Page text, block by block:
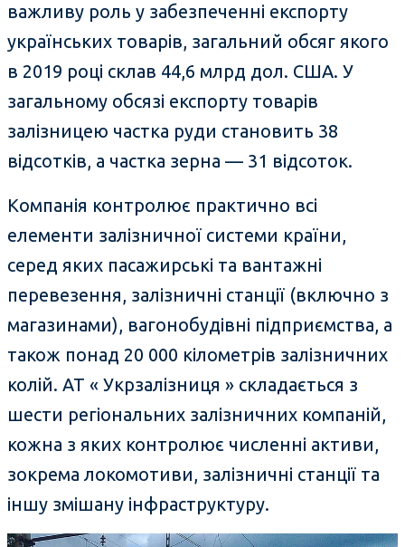
важливу роль у забезпеченні експорту
українських товарів, загальний обсяг якого
в 2019 році склав 44,6 млрд дол. США. У
загальному обсязі експорту товарів
залізницею частка руди становить 38
відсотків, а частка зерна — 31 відсоток.
Компанія контролює практично всі
елементи залізничної системи країни,
серед яких пасажирські та вантажні
перевезення, залізничні станції (включно з
магазинами), вагонобудівні підприємства, а
також понад 20 000 кілометрів залізничних
колій. АТ « Укрзалізниця » складається з
шести регіональних залізничних компаній,
кожна з яких контролює численні активи,
зокрема локомотиви, залізничні станції та
іншу змішану інфраструктуру.